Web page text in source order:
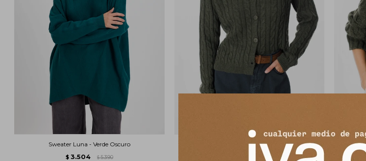
Sweater Luna - Verde Oscuro
$ 3.504 $ 5.390
Saco Rocca - Verde Militar
5.990